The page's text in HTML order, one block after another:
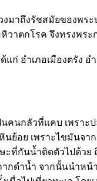
งมาถึงรัชสมัยของพ
าตกโรค จึงทรงพระ
ก่ อำเภอเมืองตรัง
นคนกลัวที่แคบ เพร
ย้อย เพราะไขมันจ
ที่กันน้ำติดตัวไปด้ว
ดำน้ำ จากนั้นนำหน้